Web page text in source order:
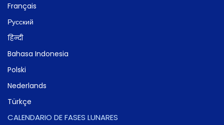
Français
Русский
हिन्दी
Bahasa Indonesia
Polski
Nederlands
Türkçe
CALENDARIO DE FASES LUNARES